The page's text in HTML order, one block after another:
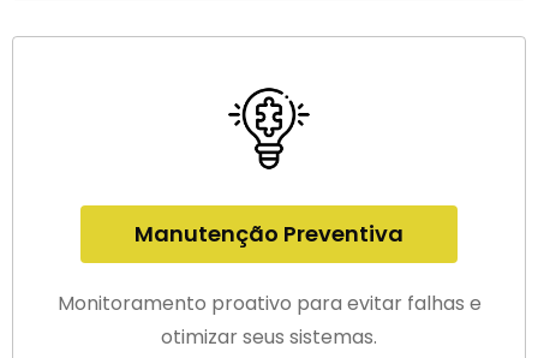
Manutenção Preventiva
Monitoramento proativo para evitar falhas e
otimizar seus sistemas.